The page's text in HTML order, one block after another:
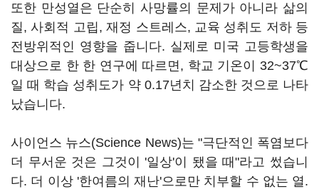
또한 만성열은 단순히 사망률의 문제가 아니라 삶의
질, 사회적 고립, 재정 스트레스, 교육 성취도 저하 등
전방위적인 영향을 줍니다. 실제로 미국 고등학생을
대상으로 한 한 연구에 따르면, 학교 기온이 32~37℃
일 때 학습 성취도가 약 0.17년치 감소한 것으로 나타
났습니다.
사이언스 뉴스(Science News)는 "극단적인 폭염보다
더 무서운 것은 그것이 '일상'이 됐을 때"라고 썼습니
다. 더 이상 '한여름의 재난'으로만 치부할 수 없는 열.